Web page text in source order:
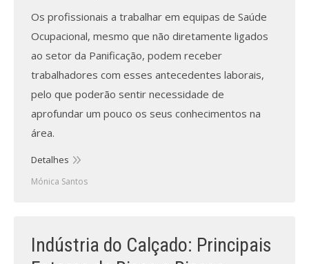
Os profissionais a trabalhar em equipas de Saúde
Ocupacional, mesmo que não diretamente ligados
ao setor da Panificação, podem receber
trabalhadores com esses antecedentes laborais,
pelo que poderão sentir necessidade de
aprofundar um pouco os seus conhecimentos na
área.
Detalhes
Mónica Santos
Indústria do Calçado: Principais